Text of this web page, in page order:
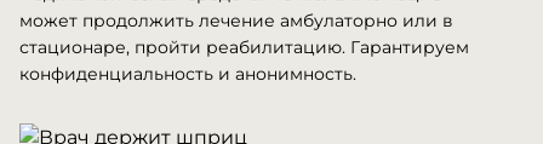
может продолжить лечение амбулаторно или в
стационаре, пройти реабилитацию. Гарантируем
конфиденциальность и анонимность.